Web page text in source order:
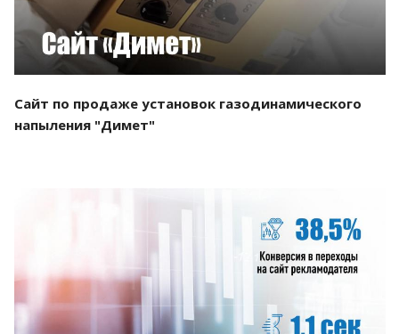
Сайт по продаже установок газодинамического
напыления "Димет"